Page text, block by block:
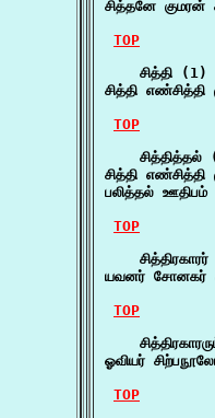
சித்தனே குமரன்
TOP
    சித்தி (1)
சித்தி எண்சித்தி
TOP
சித்தித்தல்
சித்தி எண்சித்தி
பலித்தல்
TOP
சித்திரகாரர்
யவனர் சோனகர்
TOP
ஓவியர்
TOP